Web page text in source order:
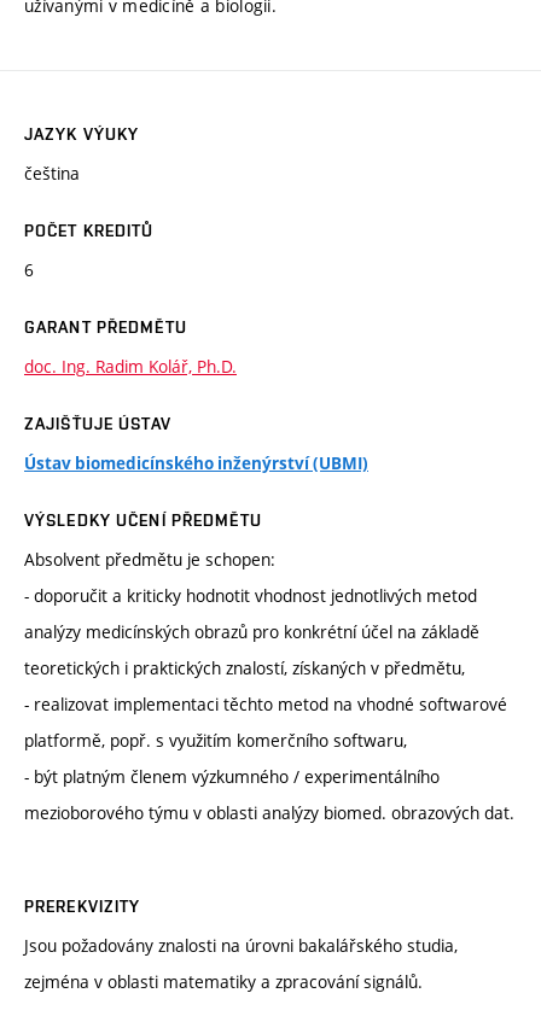
užívanými v medicíně a biologii.
JAZYK VÝUKY
čeština
POČET KREDITŮ
6
GARANT PŘEDMĚTU
doc. Ing. Radim Kolář, Ph.D.
ZAJIŠŤUJE ÚSTAV
Ústav biomedicínského inženýrství (UBMI)
VÝSLEDKY UČENÍ PŘEDMĚTU
Absolvent předmětu je schopen:
- doporučit a kriticky hodnotit vhodnost jednotlivých metod
analýzy medicínských obrazů pro konkrétní účel na základě
teoretických i praktických znalostí, získaných v předmětu,
- realizovat implementaci těchto metod na vhodné softwarové
platformě, popř. s využitím komerčního softwaru,
- být platným členem výzkumného / experimentálního
mezioborového týmu v oblasti analýzy biomed. obrazových dat.
PREREKVIZITY
Jsou požadovány znalosti na úrovni bakalářského studia,
zejména v oblasti matematiky a zpracování signálů.